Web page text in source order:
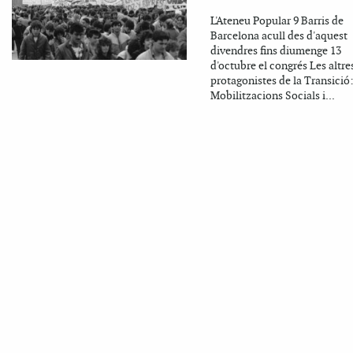
L'Ateneu Popular 9 Barris de
Barcelona acull des d'aquest
divendres fins diumenge 13
d'octubre el congrés Les
protagonistes de la Transició:
Mobilitzacions Socials i...